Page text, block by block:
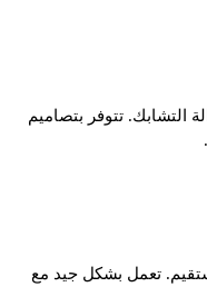
التشابك. تتوفر بتصاميم
تعمل بشكل جيد مع